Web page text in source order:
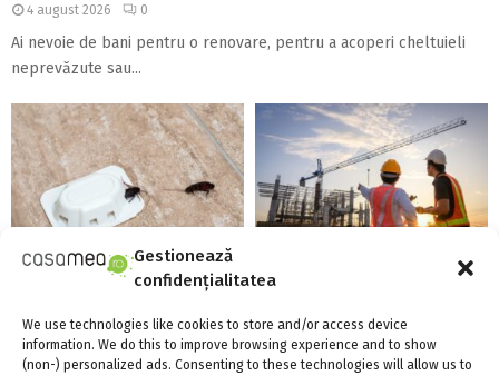
Gestionează
confidențialitatea
We use technologies like cookies to store and/or access device
information. We do this to improve browsing experience and to show
(non-) personalized ads. Consenting to these technologies will allow us to
4 august 2026 0
Ai nevoie de bani pentru o renovare, pentru a acoperi cheltuieli
neprevăzute sau...
Există aparate anti-gândaci și
construcțiilor